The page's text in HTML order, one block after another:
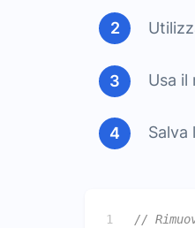
Usa il
Salva
//